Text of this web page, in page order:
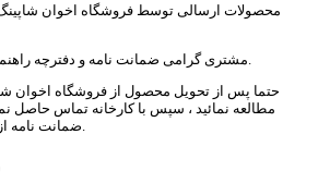
محصولات ارسالی توسط فروشگاه اخوان شاپینگ
حتما پس از تحویل محصول از فروشگاه اخوان
مطالعه نمائید ، سپس با کارخانه تماس